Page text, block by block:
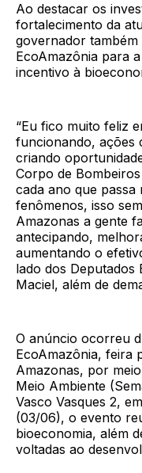
Ao destacar os
fortalecimento da
governador
EcoAmazônia para
incentivo à
“Eu fico muito feliz
funcionando, ações
criando
Corpo de
cada ano que
fenômenos, isso
Amazonas a gente
antecipando,
aumentando o
lado dos Deputados
Maciel, além de
O anúncio ocorreu
EcoAmazônia, feira
Amazonas, por
Meio Ambiente
Vasco Vasques 2,
(03/06), o evento
bioeconomia, além
voltadas ao